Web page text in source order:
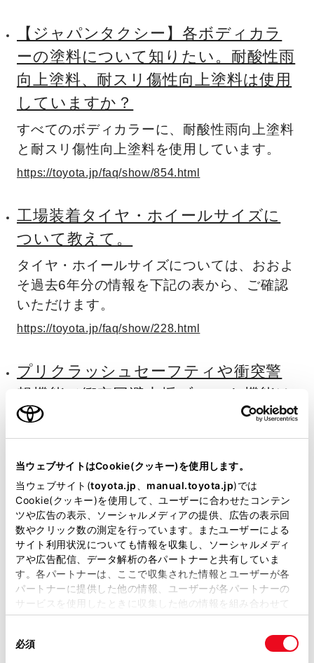
当ウェブサイトはCookie(クッキー)を使用します。
当ウェブサイト(toyota.jp manual.toyota.jp)では
Cookie(クッキー)を使用して、ユーザーに合わせたコンテン
ツや広告の表示、ソーシャルメディアの提供、広告の表示回
数やクリック数の測定を行っています。またユーザーによる
サイト利用状況についても情報を収集し、ソーシャルメディ
アや広告配信、データ解析の各パートナーと共有していま
す。各パートナーは、ここで収集された情報とユーザーが各
パートナーに提供した他の情報、ユーザーが各パートナーの
サービスを使用したときに収集した他の情報を組み合わせて
使用することがあります。当ウェブサイトの使用を続行する
必須
【ジャパンタクシー】各ボディカラ
ーの塗料について知りたい。耐酸性雨
向上塗料、耐スリ傷性向上塗料は使用
していますか？
すべてのボディカラーに、耐酸性雨向上塗料
と耐スリ傷性向上塗料を使用しています。
https://toyota.jp/faq/show/854.html
工場装着タイヤ・ホイールサイズに
ついて教えて。
タイヤ・ホイールサイズについては、おおよ
そ過去6年分の情報を下記の表から、ご確認
いただけます。
https://toyota.jp/faq/show/228.html
プリクラッシュセーフティや衝突警
報機能／衝突回避支援ブレーキ機能は
OFF（非作動）にできますか？
ィセンス］、衝突警報機能／衝突回避支援ブ
レーキ機能［スマートアシスト］は、
OFF（非作動）に切り替えることができま
す。
https://toyota.jp/faq/show/4539.html
販売店装着オプションナビゲーショ
ン。パスワード入力画面が表示され、
使えなくなった。どうすればよいで